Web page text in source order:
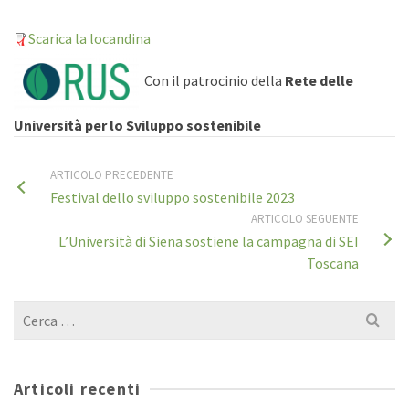
Scarica la locandina
Con il patrocinio della Rete delle
Università per lo Sviluppo sostenibile
ARTICOLO PRECEDENTE
Festival dello sviluppo sostenibile 2023
ARTICOLO SEGUENTE
L’Università di Siena sostiene la campagna di SEI
Toscana
Cerca
Articoli recenti